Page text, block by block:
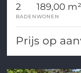
2
BADEN
189,00 m²
WONEN
Prijs op